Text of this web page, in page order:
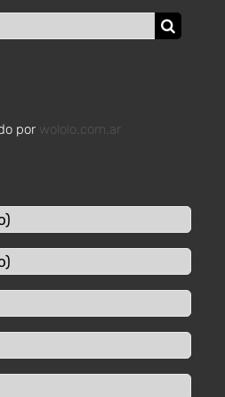
por wololo.com.ar